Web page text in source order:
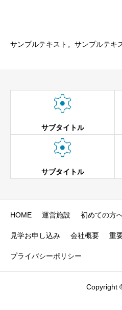
サンプルテキスト。サンプルテキ

サブタイトル

サブタイトル
HOME 運営施設 初めての方
見学お申し込み 会社概要 重
プライバシーポリシー
Copyright